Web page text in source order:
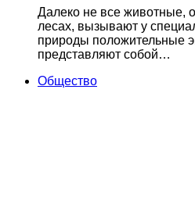
Далеко не все животные,
лесах, вызывают у
природы положительные
представляют собой…
Общество